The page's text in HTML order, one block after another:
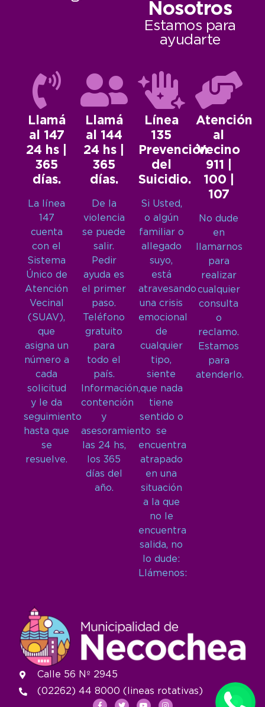
Nosotros
Estamos para
ayudarte
Llamá
al 147
24 hs |
365
días.
La línea
147
cuenta
con el
Sistema
Único de
Atención
Vecinal
(SUAV),
que
asigna un
número a
cada
solicitud
y le da
seguimiento
hasta que
se
resuelve.
Llamá
al 144
24 hs |
365
días.
De la
violencia
se puede
salir.
Pedir
ayuda es
el primer
paso.
Teléfono
gratuito
para
todo el
país.
Información,
contención
y
asesoramiento
las 24 hs,
los 365
días del
año.
Línea
135
Prevención
del
Suicidio.
Si Usted,
o algún
familiar o
allegado
suyo,
está
atravesando
una crisis
emocional
de
cualquier
tipo,
siente
que nada
tiene
sentido o
se
encuentra
atrapado
en una
situación
a la que
no le
encuentra
salida, no
lo dude:
Llámenos:
Atención
al
Vecino
911 |
100 |
107
No dude
en
llamarnos
para
realizar
cualquier
consulta
o
reclamo.
Estamos
para
atenderlo.
Calle 56 Nº 2945
(02262) 44 8000 (lineas rotativas)